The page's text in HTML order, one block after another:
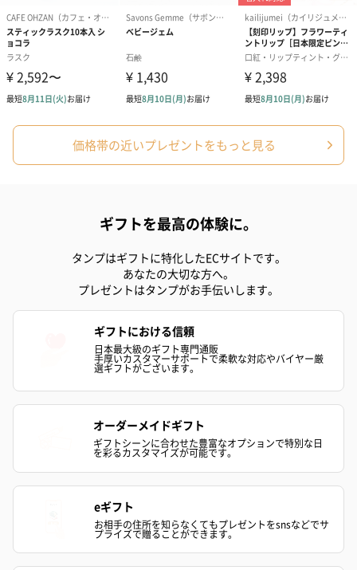
価格帯の近いプレゼントをもっと見る
ギフトを最高の体験に。
タンプはギフトに特化したECサイトです。
あなたの大切な方へ。
プレゼントはタンプがお手伝いします。
ギフトにおける信頼
日本最大級のギフト専門通販
手厚いカスタマーサポートで柔軟な対応やバイヤー厳
選ギフトがございます。
オーダーメイドギフト
ギフトシーンに合わせた豊富なオプションで特別な日
を彩るカスタマイズが可能です。
eギフト
お相手の住所を知らなくてもプレゼントをsnsなどでサ
プライズで贈ることができます。